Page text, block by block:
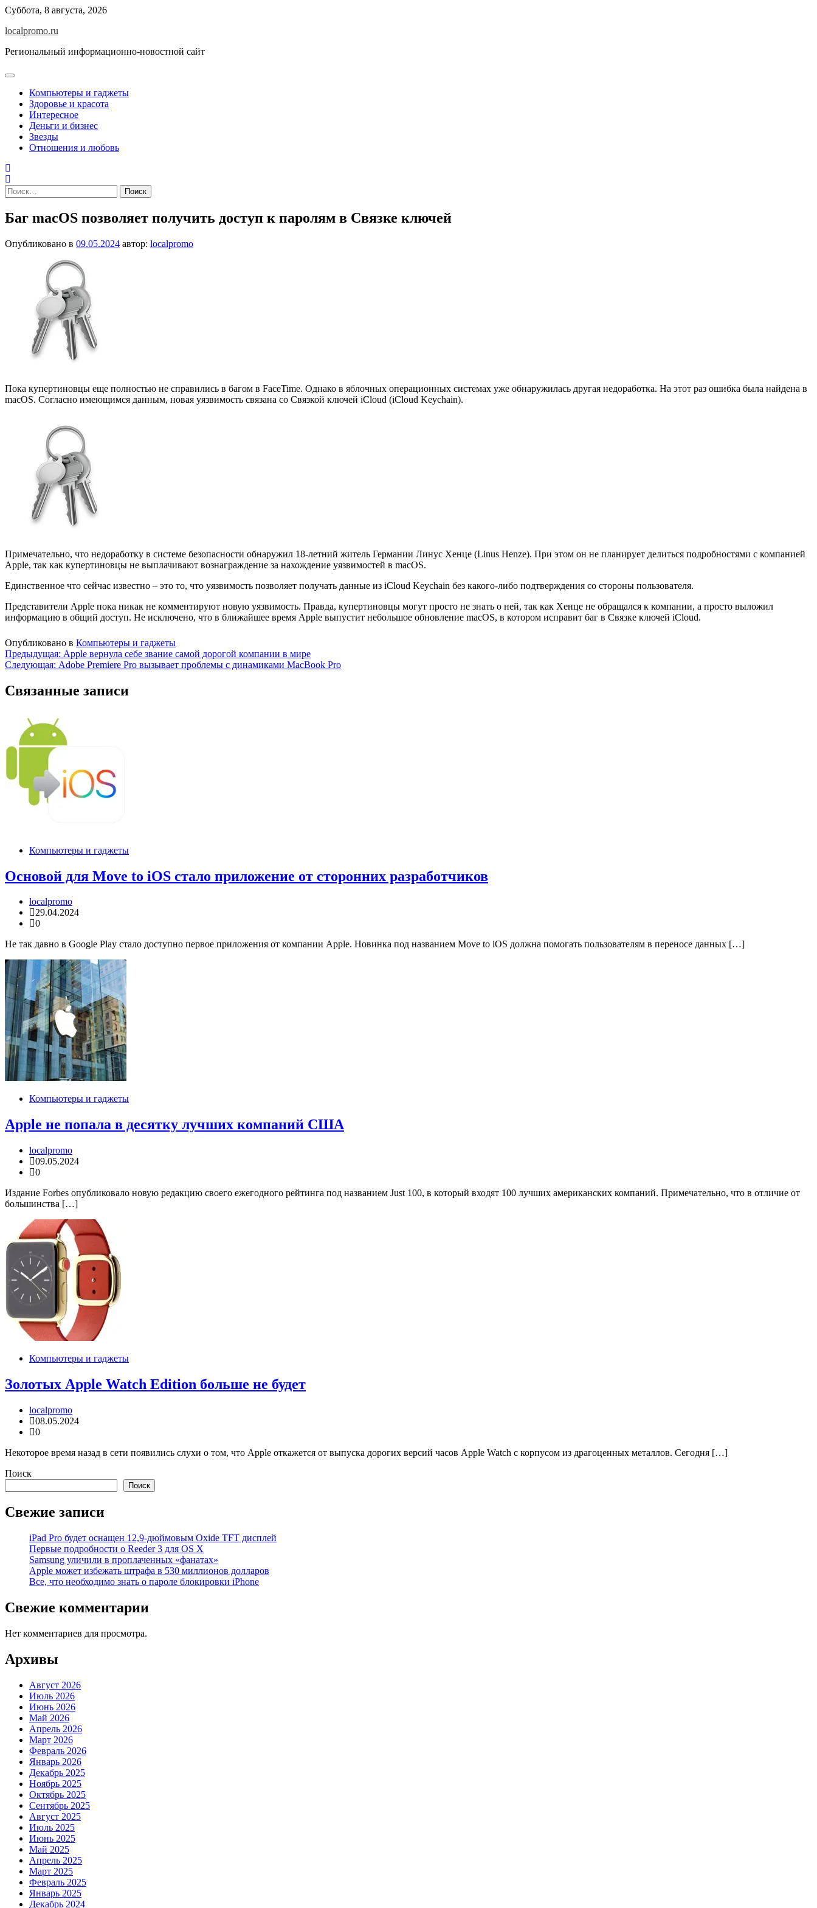
Перейти
содержимому
Суббота, 8 августа, 2026
localpromo.ru
Региональный информационно-новостной сайт
Компьютеры и гаджеты
Здоровье и красота
Интересное
Деньги и бизнес
Звезды
Отношения и любовь
Найти:
Баг macOS позволяет получить доступ к паролям в Связке ключей
Опубликовано в 09.05.2024 автор: localpromo
Пока купертиновцы еще полностью не справились в багом в FaceTime. Однако в яблочных операционных системах уже обнаружилась другая недоработка. На этот раз ошибка была найдена в
macOS. Согласно имеющимся данным, новая уязвимость связана со Связкой ключей iCloud (iCloud Keychain).
Примечательно, что недоработку в системе безопасности обнаружил 18-летний житель Германии Линус Хенце (Linus Henze). При этом он не планирует делиться подробностями с компанией
Apple, так как купертиновцы не выплачивают вознаграждение за нахождение уязвимостей в macOS.
Единственное что сейчас известно – это то, что уязвимость позволяет получать данные из iCloud Keychain без какого-либо подтверждения со стороны пользователя.
Представители Apple пока никак не комментируют новую уязвимость. Правда, купертиновцы могут просто не знать о ней, так как Хенце не обращался к компании, а просто выложил
информацию в общий доступ. Не исключено, что в ближайшее время Apple выпустит небольшое обновление macOS, в котором исправит баг в Связке ключей iCloud.
Опубликовано в Компьютеры и гаджеты
Навигация
по
записям
Предыдущая: Apple вернула себе звание самой дорогой компании в мире
Следующая: Adobe Premiere Pro вызывает проблемы с динамиками MacBook Pro
Связанные записи
Компьютеры и гаджеты
Основой для Move to iOS стало приложение от сторонних разработчиков
localpromo
29.04.2024
0
Не так давно в Google Play стало доступно первое приложения от компании Apple. Новинка под названием Move to iOS должна помогать пользователям в переносе данных […]
Компьютеры и гаджеты
Apple не попала в десятку лучших компаний CША
localpromo
09.05.2024
0
Издание Forbes опубликовало новую редакцию своего ежегодного рейтинга под названием Just 100, в который входят 100 лучших американских компаний. Примечательно, что в отличие от
большинства […]
Компьютеры и гаджеты
Золотых Apple Watch Edition больше не будет
localpromo
08.05.2024
0
Некоторое время назад в сети появились слухи о том, что Apple откажется от выпуска дорогих версий часов Apple Watch c корпусом из драгоценных металлов. Сегодня […]
Поиск
Поиск
Свежие записи
iPad Pro будет оснащен 12,9-дюймовым Oxide TFT дисплей
Первые подробности о Reeder 3 для OS X
Samsung уличили в проплаченных «фанатах»
Apple может избежать штрафа в 530 миллионов долларов
Все, что необходимо знать о пароле блокировки iPhone
Свежие комментарии
Нет комментариев для просмотра.
Архивы
Август 2026
Июль 2026
Июнь 2026
Май 2026
Апрель 2026
Март 2026
Февраль 2026
Январь 2026
Декабрь 2025
Ноябрь 2025
Октябрь 2025
Сентябрь 2025
Август 2025
Июль 2025
Июнь 2025
Май 2025
Апрель 2025
Март 2025
Февраль 2025
Январь 2025
Декабрь 2024